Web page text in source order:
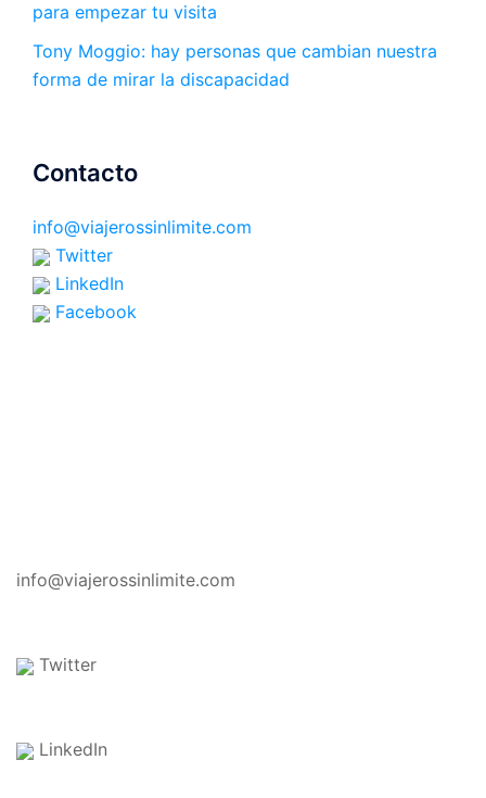
para empezar tu visita
Tony Moggio: hay personas que cambian nuestra
forma de mirar la discapacidad
Contacto
info@viajerossinlimite.com
Twitter
LinkedIn
Facebook
info@viajerossinlimite.com
Twitter
LinkedIn